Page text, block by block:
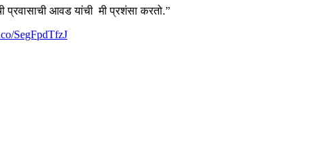
आवड यांची मी प्रशंसा करतो.”
SegFpdTfzJ